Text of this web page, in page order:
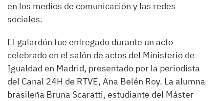
en los medios de comunicación y las redes
sociales.
El galardón fue entregado durante un acto
celebrado en el salón de actos del Ministerio de
Igualdad en Madrid, presentado por la periodista
del Canal 24H de RTVE, Ana Belén Roy. La alumna
brasileña Bruna Scaratti, estudiante del Máster